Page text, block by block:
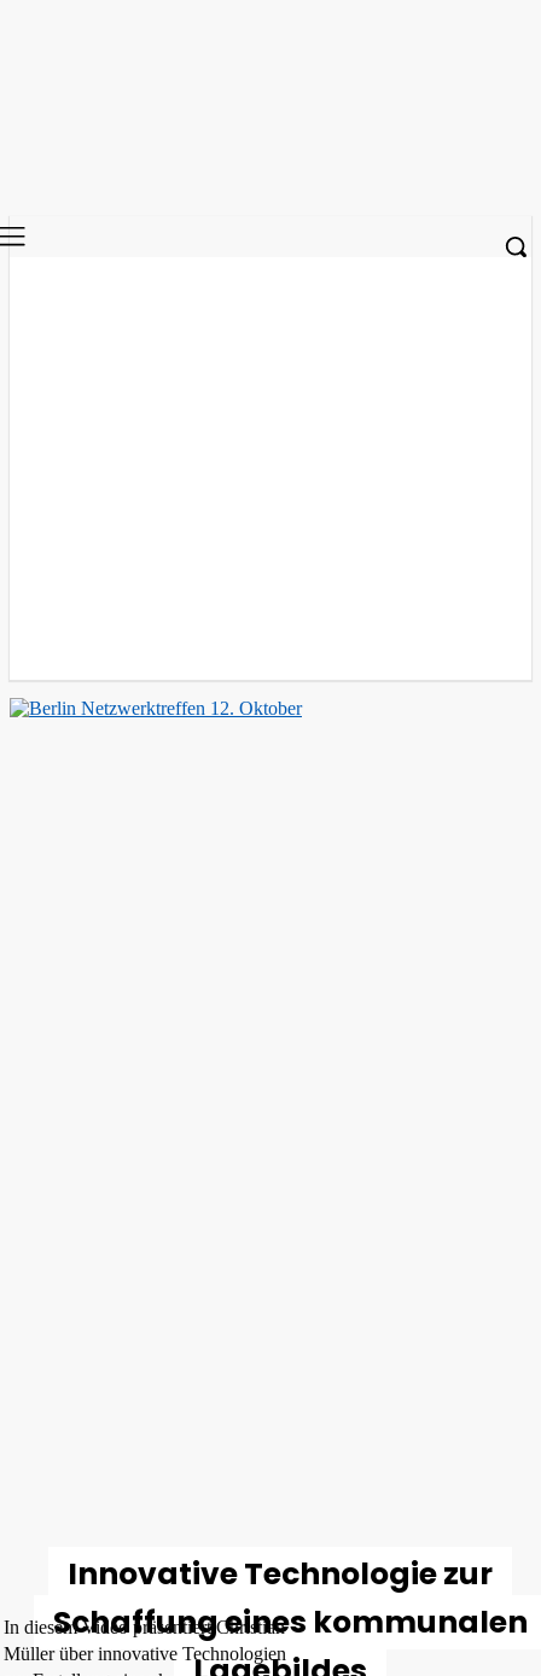
Innovative Technologie zur
Schaffung eines kommunalen
In diesem Video präsentiert Christian
Müller über innovative Technologien